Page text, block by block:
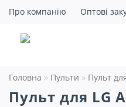
Про компанію Оптові
Головна Пульти Пульт
Пульт для LG